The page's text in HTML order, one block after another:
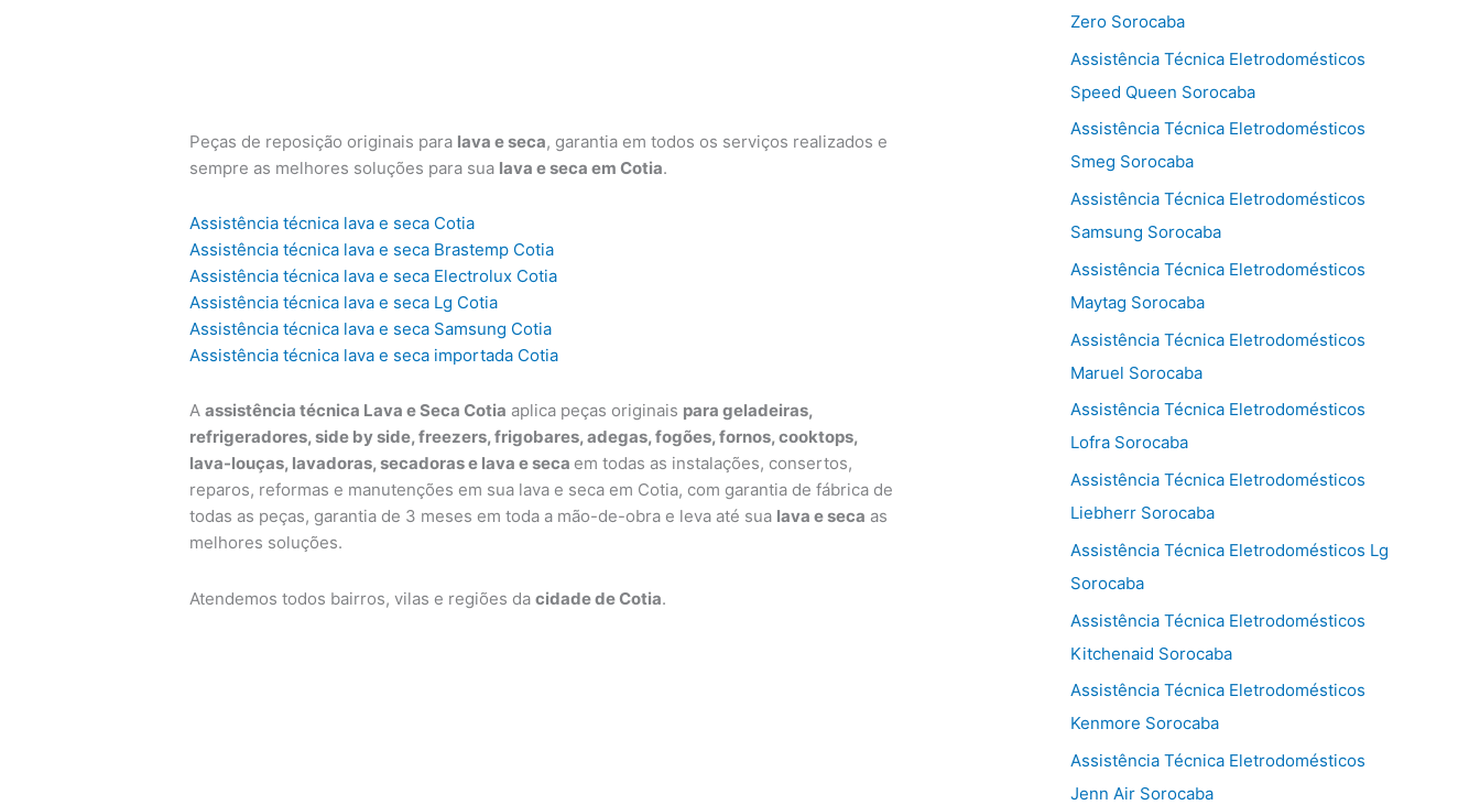
Peças de reposição originais para lava e seca, garantia em todos os serviços realizados e
sempre as melhores soluções para sua lava e seca em Cotia.
Assistência técnica lava e seca Cotia
Assistência técnica lava e seca Brastemp Cotia
Assistência técnica lava e seca Electrolux Cotia
Assistência técnica lava e seca Lg Cotia
Assistência técnica lava e seca Samsung Cotia
Assistência técnica lava e seca importada Cotia
Aassistência técnica Lava e Seca Cotia aplica peças originais para geladeiras,
refrigeradores, side by side, freezers, frigobares, adegas, fogões, fornos, cooktops,
lava-louças, lavadoras, secadoras e lava e seca em todas as instalações, consertos,
reparos, reformas e manutenções em sua lava e seca em Cotia, com garantia de fábrica de
todas as peças, garantia de 3 meses em toda a mão-de-obra e leva até sua lava e seca as
melhores soluções.
Atendemos todos bairros, vilas e regiões dacidade de Cotia.
Zero Sorocaba
Assistência Técnica Eletrodomésticos
Speed Queen Sorocaba
Assistência Técnica Eletrodomésticos
Smeg Sorocaba
Assistência Técnica Eletrodomésticos
Samsung Sorocaba
Assistência Técnica Eletrodomésticos
Maytag Sorocaba
Assistência Técnica Eletrodomésticos
Maruel Sorocaba
Assistência Técnica Eletrodomésticos
Lofra Sorocaba
Assistência Técnica Eletrodomésticos
Liebherr Sorocaba
Assistência Técnica Eletrodomésticos Lg
Sorocaba
Assistência Técnica Eletrodomésticos
Kitchenaid Sorocaba
Assistência Técnica Eletrodomésticos
Kenmore Sorocaba
Assistência Técnica Eletrodomésticos
Jenn Air Sorocaba